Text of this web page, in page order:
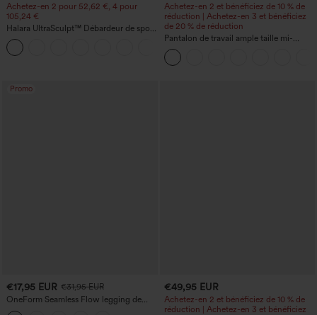
Achetez-en 2 pour 52,62 €, 4 pour
105,24 €
Halara UltraSculpt™ Débardeur de sport
à col rond et ourlet arrondi
Achetez-en 2 et bénéficiez de 10 % de
réduction | Achetez-en 3 et bénéficiez
de 20 % de réduction
Pantalon de travail ample taille mi-
haute, coupe « barrel » (jambe en forme
de tonneau) avec poches
Promo
€17,95 EUR €31,95 EUR
OneForm Seamless Flow legging de
yoga taille haute, gainant pour le ventre
€49,95 EUR
Achetez-en 2 et bénéficiez de 10 % de
réduction | Achetez-en 3 et bénéficiez